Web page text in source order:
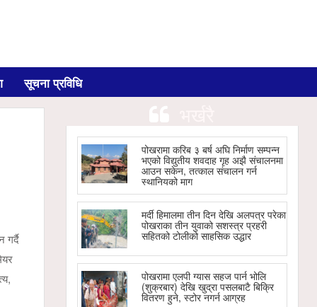
सूचना प्रविधि
गर्दै
पोखरामा करिब ३ बर्ष अघि निर्माण सम्पन्न
भएको विद्युतीय शवदाह गृह अझै संचालनमा
आउन सकेन, तत्काल संचालन गर्न
स्थानियको माग
मर्दी हिमालमा तीन दिन देखि अलपत्र परेका
पोखराका तीन युवाको सशस्त्र प्रहरी
सहितको टोलीको साहसिक उद्धार
पोखरामा एलपी ग्यास सहज पार्न भोलि
(शुक्रबार) देखि खुद्रा पसलबाटै बिक्रि
वितरण हुने, स्टोर नगर्न आग्रह